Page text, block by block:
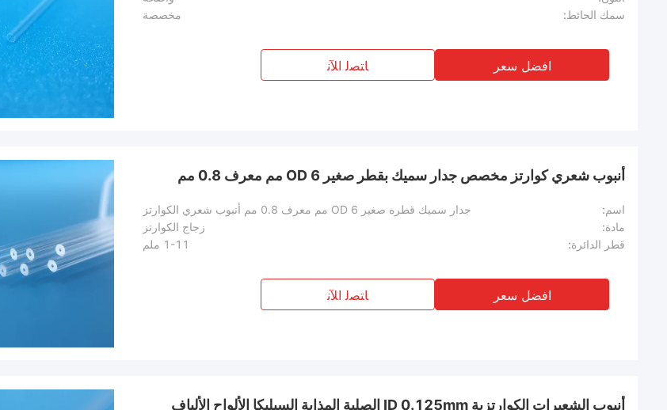
سمك الحائط:
مخصصة
افضل سعر ﺎﺘﺼﻟ ﺍﻶﻧ
أنبوب شعري كوارتز مخصص جدار سميك بقطر صغير OD 6 مم معرف 0.8 مم
اسم:
جدار سميك قطره صغير OD 6 مم معرف 0.8 مم أنبوب شعري الكوارتز
مادة:
زجاج الكوارتز
قطر الدائرة:
1-11 ملم
افضل سعر ﺎﺘﺼﻟ ﺍﻶﻧ
أنبوب الشعيرات الكوارتزية ID 0.125mm الصلبة المذابة السيليكا الألواح الألياف